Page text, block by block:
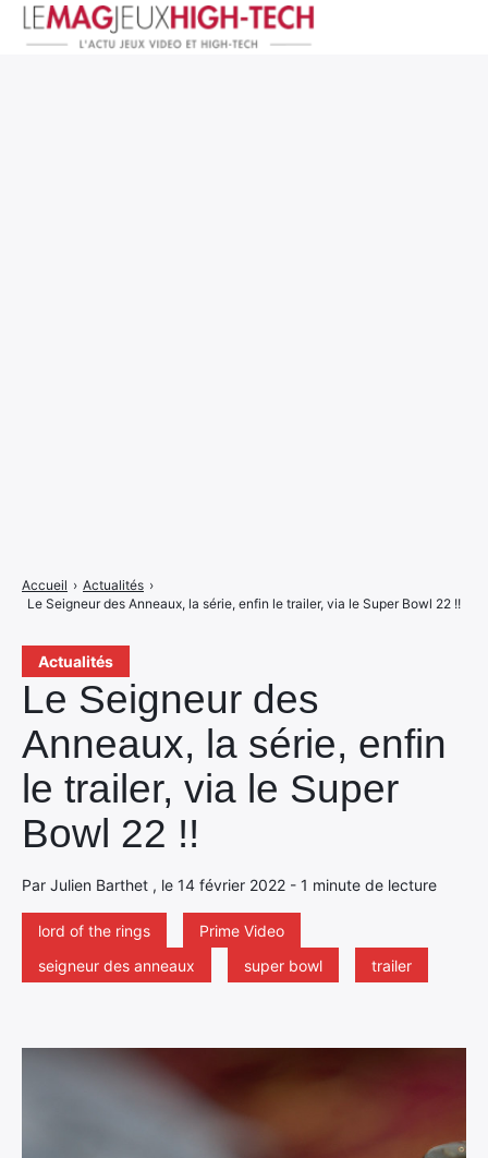
Actualités
Le Seigneur des
Anneaux, la série, enfin
le trailer, via le Super
Bowl 22 !!
Par Julien Barthet , le 14 février 2022 - 1 minute de lecture
lord of the rings
Prime Video
seigneur des anneaux
super bowl trailer
Accueil › Actualités ›
Le Seigneur des Anneaux, la série, enfin le trailer, via le Super Bowl 22 !!